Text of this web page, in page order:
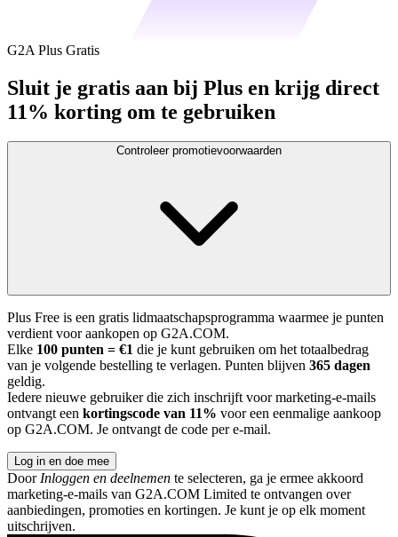
G2A Plus Gratis
Sluit je gratis aan bij Plus en krijg direct
11% korting om te gebruiken
Controleer promotievoorwaarden
Plus Free is een gratis lidmaatschapsprogramma waarmee je punten
verdient voor aankopen op G2A.COM.
Elke 100 punten = €1 die je kunt gebruiken om het totaalbedrag
van je volgende bestelling te verlagen. Punten blijven 365 dagen
geldig.
Iedere nieuwe gebruiker die zich inschrijft voor marketing-e-mails
ontvangt een kortingscode van 11% voor een eenmalige aankoop
op G2A.COM. Je ontvangt de code per e-mail.
Log in en doe mee
DoorInloggen en deelnemen te selecteren, ga je ermee akkoord
marketing-e-mails van G2A.COM Limited te ontvangen over
aanbiedingen, promoties en kortingen. Je kunt je op elk moment
uitschrijven.